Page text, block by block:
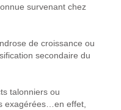
survenant chez
de croissance ou
secondaire du
talonniers ou
exagérées…en effet,